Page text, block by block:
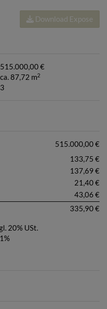
Download Expose
515.000,00 €
ca. 87,72 m2
3
515.000,00 €
133,75 €
137,69 €
21,40 €
43,06 €
335,90 €
20% USt.